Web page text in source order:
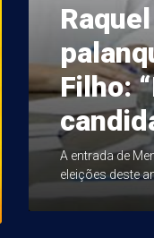
Filho:
A entrada de
eleições deste